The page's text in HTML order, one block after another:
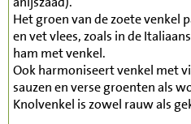
Het groen van de zoete venkel
en vet vlees, zoals in de
ham met venkel.
Ook harmoniseert venkel met
sauzen en verse groenten als
Knolvenkel is zowel rauw als